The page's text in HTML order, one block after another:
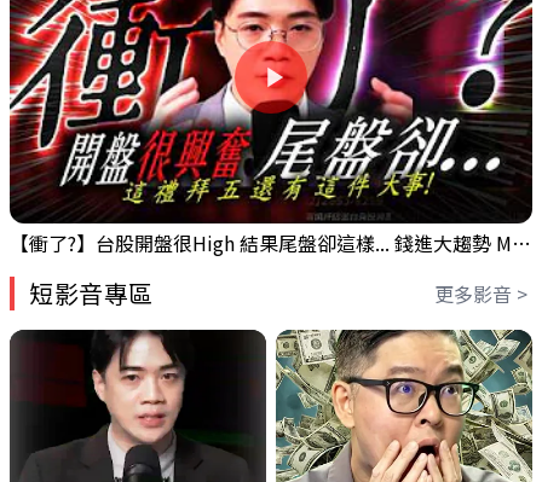
【衝了?】台股開盤很High 結果尾盤卻這樣... 錢進大趨勢 Mr.智霖 陳 2026/08/05
短影音專區 更多影音 >